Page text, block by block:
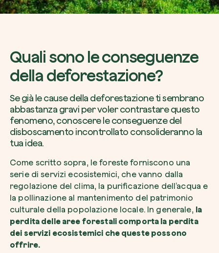
Quali sono le conseguenze
della deforestazione?
Se già le cause della deforestazione ti sembrano
abbastanza gravi per voler contrastare questo
fenomeno, conoscere le conseguenze del
disboscamento incontrollato consolideranno la
tua idea.
Come scritto sopra, le foreste forniscono una
serie di servizi ecosistemici, che vanno dalla
regolazione del clima, la purificazione dell’acqua e
la pollinazione al mantenimento del patrimonio
culturale della popolazione locale. In generale, la
perdita delle aree forestali comporta la perdita
dei servizi ecosistemici che queste possono
offrire.